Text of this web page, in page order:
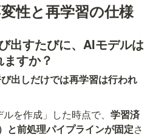
性と再学習の仕様
出すたびに、AIモデルは
すか？
出しだけでは再学習は行われ
を作成」した時点で、学習済
と前処理パイプラインが固定さ